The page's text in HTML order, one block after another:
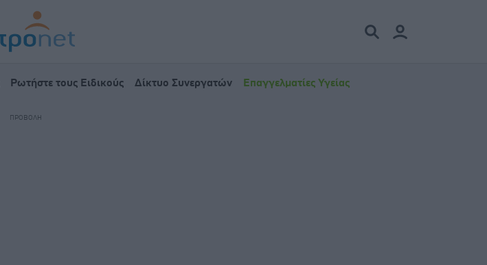
Ρωτήστε τους Ειδικούς Δίκτυο Συνεργατών Επαγγελματίες Υγείας